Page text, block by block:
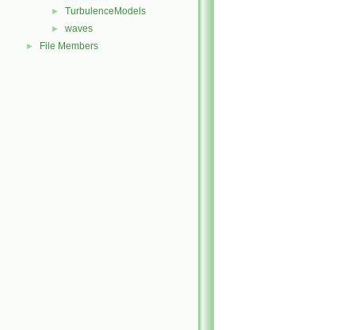
► TurbulenceModels
► waves
► File Members